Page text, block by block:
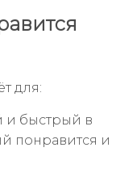
для:
и быстрый в
понравится и